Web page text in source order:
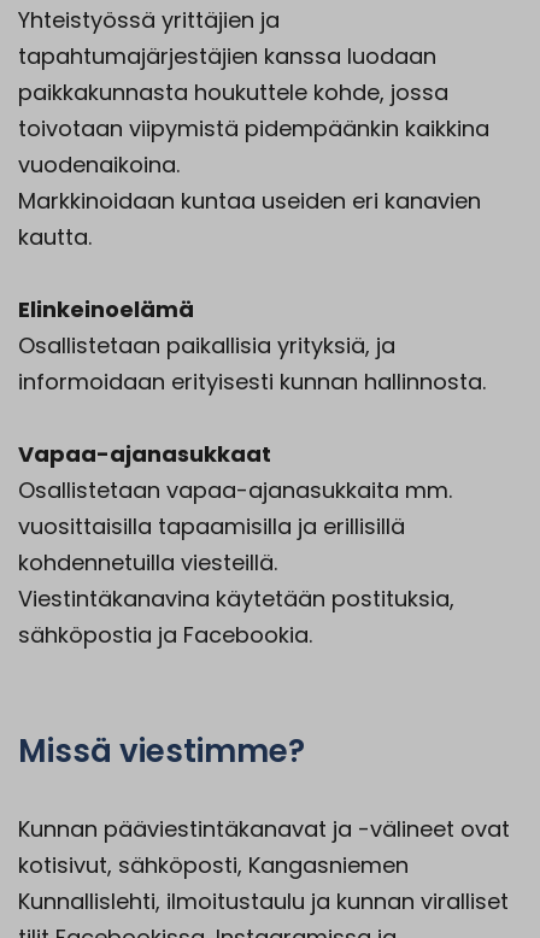
Yhteistyössä yrittäjien ja
tapahtumajärjestäjien kanssa luodaan
paikkakunnasta houkuttele kohde, jossa
toivotaan viipymistä pidempäänkin kaikkina
vuodenaikoina.
Markkinoidaan kuntaa useiden eri kanavien
kautta.
Elinkeinoelämä
Osallistetaan paikallisia yrityksiä, ja
informoidaan erityisesti kunnan hallinnosta.
Vapaa-ajanasukkaat
Osallistetaan vapaa-ajanasukkaita mm.
vuosittaisilla tapaamisilla ja erillisillä
kohdennetuilla viesteillä.
Viestintäkanavina käytetään postituksia,
sähköpostia ja Facebookia.
Missä viestimme?
Kunnan pääviestintäkanavat ja -välineet ovat
kotisivut, sähköposti, Kangasniemen
Kunnallislehti, ilmoitustaulu ja kunnan viralliset